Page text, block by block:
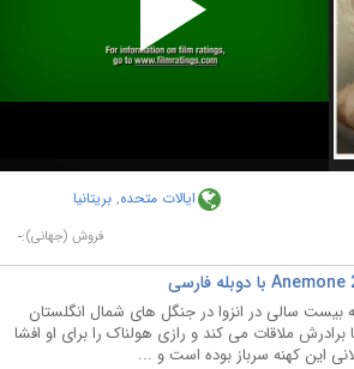
ایالات متحده, بریتانیا
فروش (جهانی):-
بیست سالی در انزوا در جنگل های شمال انگلستان
ملاقات می کند و رازی هولناک را برای او افشا
این کهنه سرباز بوده است و ...